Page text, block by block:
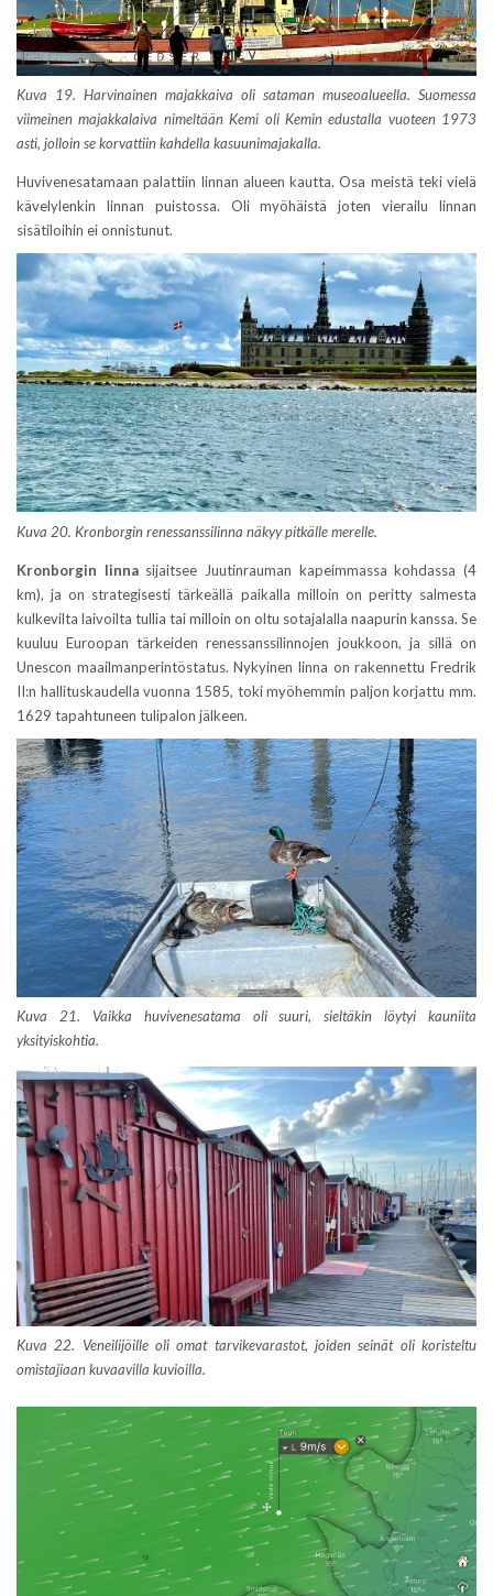
Kuva 19. Harvinainen majakkaiva oli sataman museoalueella. Suomessa
viimeinen majakkalaiva nimeltään Kemi oli Kemin edustalla vuoteen 1973
asti, jolloin se korvattiin kahdella kasuunimajakalla.
Huvivenesatamaan palattiin linnan alueen kautta. Osa meistä teki vielä
kävelylenkin linnan puistossa. Oli myöhäistä joten vierailu linnan
sisätiloihin ei onnistunut.
Kuva 20. Kronborgin renessanssilinna näkyy pitkälle merelle.
Kronborgin linnasijaitsee Juutinrauman kapeimmassa kohdassa (4
km), ja on strategisesti tärkeällä paikalla milloin on peritty salmesta
kulkevilta laivoilta tullia tai milloin on oltu sotajalalla naapurin kanssa. Se
kuuluu Euroopan tärkeiden renessanssilinnojen joukkoon, ja sillä on
Unescon maailmanperintöstatus. Nykyinen linna on rakennettu Fredrik
II:n hallituskaudella vuonna 1585, toki myöhemmin paljon korjattu mm.
1629 tapahtuneen tulipalon jälkeen.
Kuva 21. Vaikka huvivenesatama oli suuri, sieltäkin löytyi kauniita
yksityiskohtia.
Kuva 22. Veneilijöille oli omat tarvikevarastot, joiden seinät oli koristeltu
omistajiaan kuvaavilla kuvioilla.